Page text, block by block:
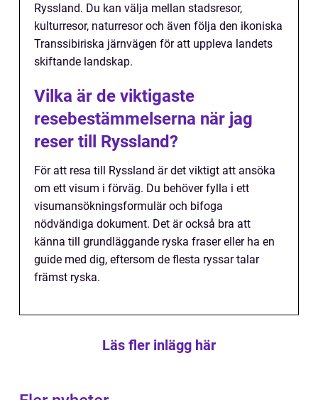
Ryssland. Du kan välja mellan stadsresor,
kulturresor, naturresor och även följa den ikoniska
Transsibiriska järnvägen för att uppleva landets
skiftande landskap.
Vilka är de viktigaste
resebestämmelserna när jag
reser till Ryssland?
För att resa till Ryssland är det viktigt att ansöka
om ett visum i förväg. Du behöver fylla i ett
visumansökningsformulär och bifoga
nödvändiga dokument. Det är också bra att
känna till grundläggande ryska fraser eller ha en
guide med dig, eftersom de flesta ryssar talar
främst ryska.
Läs fler inlägg här